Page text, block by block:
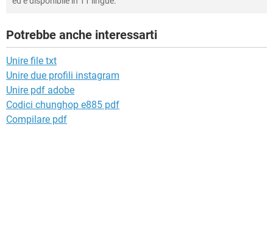
Potrebbe anche interessarti
Unire file txt
Unire due profili instagram
Unire pdf adobe
Codici chunghop e885 pdf
Compilare pdf